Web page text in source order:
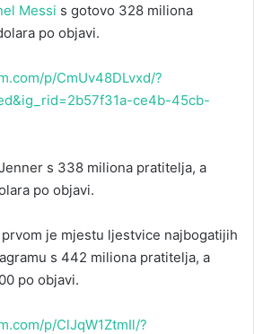
Messi s gotovo 328 miliona
po objavi.
p/CmUv48DLvxd/?
ce4b-45cb-
s 338 miliona pratitelja, a
po objavi.
je mjestu ljestvice najbogatijih
s 442 miliona pratitelja, a
po objavi.
p/ClJqW1ZtmIl/?